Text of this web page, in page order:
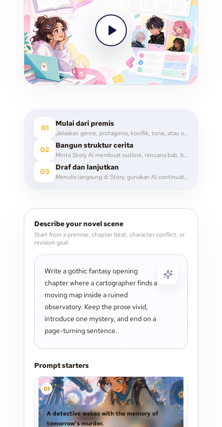
01 Mulai dari premis
Jelaskan genre, protagonis, konflik, tone, atau opening image yang ingin kamu eksplorasi.
02 Bangun struktur cerita
Minta Story AI membuat outline, rencana bab, beat adegan, arc karakter, atau catatan worldbuilding.
03 Draf dan lanjutkan
Menulis langsung di Story, gunakan AI continuation saat butuh momentum, lalu revisi dengan komentar dan catatan.
Describe your novel scene
Start from a premise, chapter beat, character conflict, or
revision goal.
Prompt starters
01
A detective wakes with the memory of
tomorrow's murder.